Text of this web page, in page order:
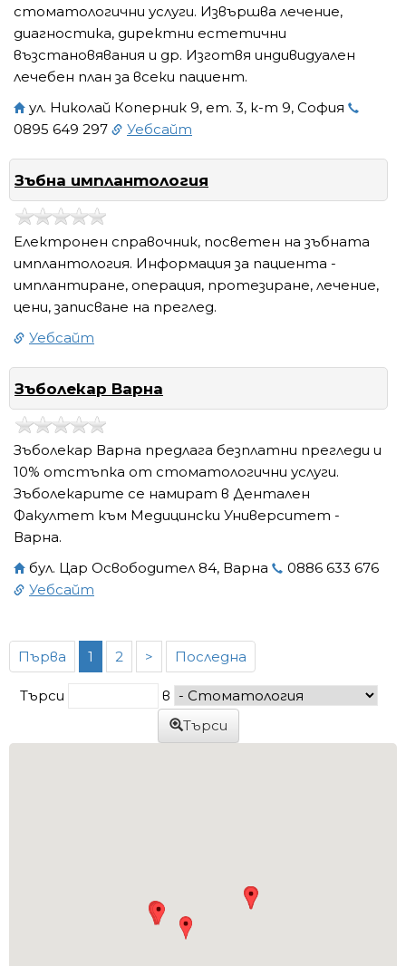
стоматологични услуги. Извършва лечение,
диагностика, директни естетични
възстановявания и др. Изготвя индивидуален
лечебен план за всеки пациент.
ул. Николай Коперник 9, ет. 3, к-т 9, София
0895 649 297
Уебсайт
Зъбна имплантология
Електронен справочник, посветен на зъбната
имплантология. Информация за пациента -
имплантиране, операция, протезиране, лечение,
цени, записване на преглед.
Уебсайт
Зъболекар Варна
Зъболекар Варна предлага безплатни прегледи и
10% отстъпка от стоматологични услуги.
Зъболекарите се намират в Дентален
Факултет към Медицински Университет -
Варна.
бул. Цар Освободител 84, Варна
0886 633 676
Уебсайт
Първа 1 2 > Последна
Търси
в
Търси